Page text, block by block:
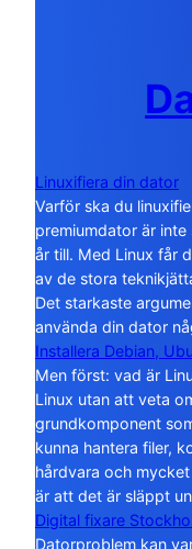
Linuxifiera din dator
Varför ska du
premiumdator är
år till. Med Linux får
av de stora
Det starkaste
använda din dator
Installera Debian,
Men först: vad är
Linux utan att veta
grundkomponent
kunna hantera filer,
hårdvara och
är att det är släppt
Digital fixare
Datorproblem kan